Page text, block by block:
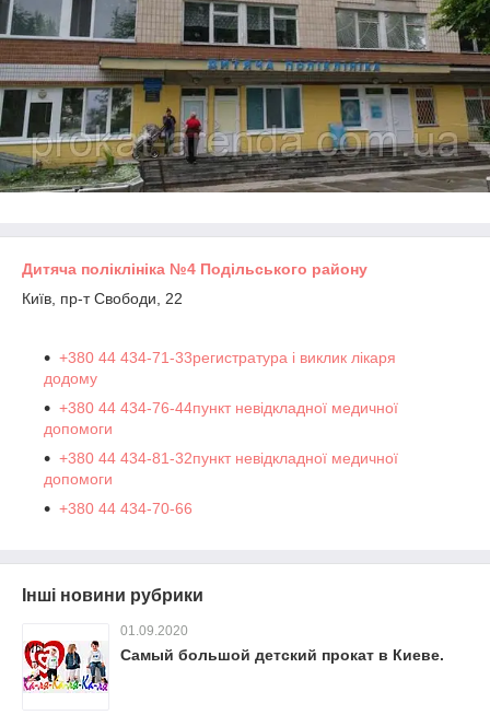
Дитяча поліклініка №4 Подільського району
Київ, пр-т Свободи, 22
+380 44 434-71-33регистратура і виклик лікаря
додому
+380 44 434-76-44пункт невідкладної медичної
допомоги
+380 44 434-81-32пункт невідкладної медичної
допомоги
+380 44 434-70-66
Інші новини рубрики
01.09.2020
Самый большой детский прокат в Киеве.